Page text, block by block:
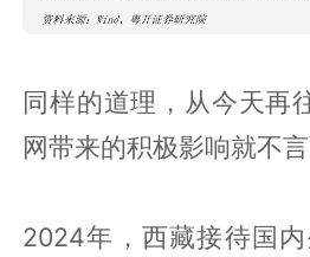
同样的道理，从今天再
网带来的积极影响就不言
2024年，西藏接待国